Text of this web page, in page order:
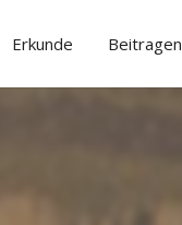
Erkunde Beitragen